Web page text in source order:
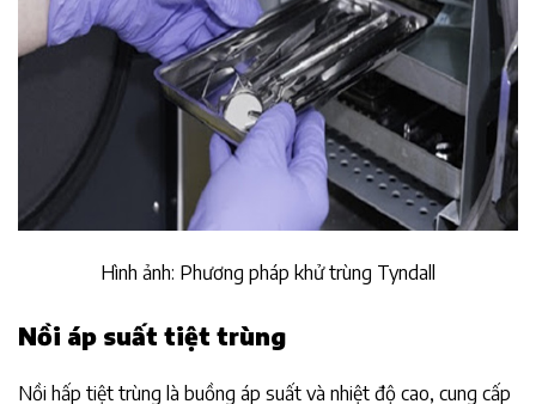
Hình ảnh: Phương pháp khử trùng Tyndall
Nồi áp suất tiệt trùng
Nồi hấp tiệt trùng là buồng áp suất và nhiệt độ cao, cung cấp